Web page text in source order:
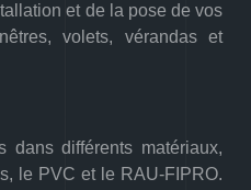
et de la pose de vos
volets, vérandas et
dans différents matériaux,
le PVC et le RAU-FIPRO.